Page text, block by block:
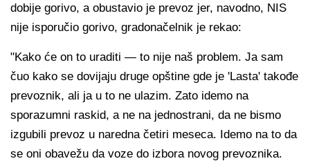
dobije gorivo, a obustavio je prevoz jer, navodno, NIS
nije isporučio gorivo, gradonačelnik je rekao:
"Kako će on to uraditi — to nije naš problem. Ja sam
čuo kako se dovijaju druge opštine gde je 'Lasta' takođe
prevoznik, ali ja u to ne ulazim. Zato idemo na
sporazumni raskid, a ne na jednostrani, da ne bismo
izgubili prevoz u naredna četiri meseca. Idemo na to da
se oni obavežu da voze do izbora novog prevoznika.